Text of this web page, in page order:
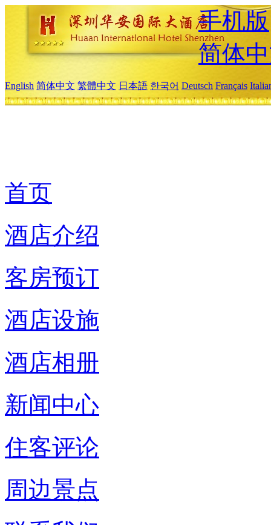
手机版
简体
English 简体中文 繁體中文 日本語 한국어 Deutsch Français
首页
酒店介绍
客房预订
酒店设施
酒店相册
新闻中心
住客评论
周边景点